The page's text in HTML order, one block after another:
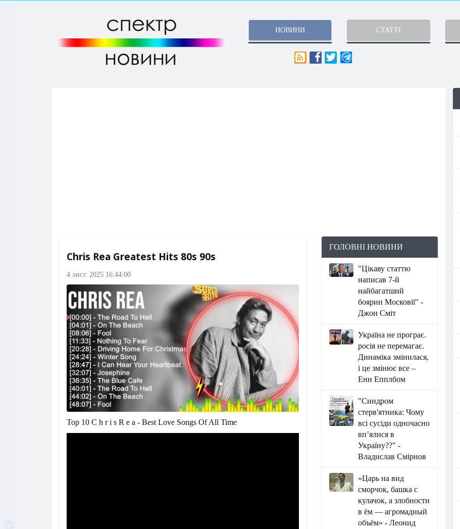
НОВИНИ СТАТТІ
Chris Rea Greatest Hits 80s 90s
4 лист. 2025 16:44:00
Top 10 C h r i s R e a - Best Love Songs Of All Time
ГОЛОВНІ НОВИНИ
"Цікаву статтю
написав 7-й
найбагатший
боярин Московії" -
Джон Сміт
Україна не програє.
росія не перемагає.
Динаміка змінилася,
і це змінює все –
Енн Епплбом
"Синдром
стерв'ятника: Чому
всі сусіди одночасно
вп’ялися в
Україну??" -
Владислав Смірнов
«Царь на вид
сморчок, башка с
кулачок, а злобности
в ём — агромадный
объём» - Леонид